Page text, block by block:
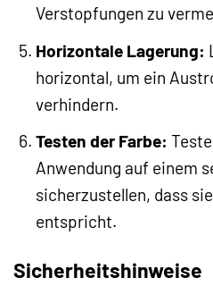
Verstopfungen zu
Horizontale Lagerung:
horizontal, um ein
verhindern.
Testen der Farbe:
Anwendung auf einem
sicherzustellen, dass
entspricht.
Sicherheitshinweise